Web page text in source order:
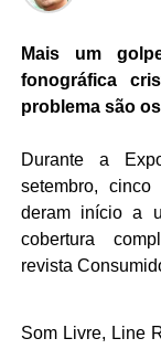
Mais um
fonográfica
problema são
Durante a
setembro,
deram início a
cobertura
revista
Som Livre, Line